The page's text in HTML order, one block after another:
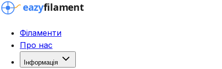
Філаменти
Про нас
Інформація